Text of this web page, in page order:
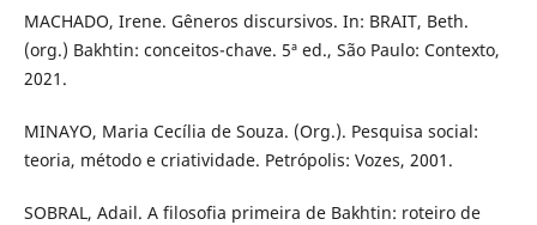
MACHADO, Irene. Gêneros discursivos. In: BRAIT, Beth.
(org.) Bakhtin: conceitos-chave. 5ª ed., São Paulo: Contexto,
2021.
MINAYO, Maria Cecília de Souza. (Org.). Pesquisa social:
teoria, método e criatividade. Petrópolis: Vozes, 2001.
SOBRAL, Adail. A filosofia primeira de Bakhtin: roteiro de